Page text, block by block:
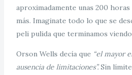
aproximadamente unas 200 horas
más. Imaginate todo lo que se
peli pulida que terminamos
Orson Wells decía que “el mayor
ausencia de limitaciones”.Sin